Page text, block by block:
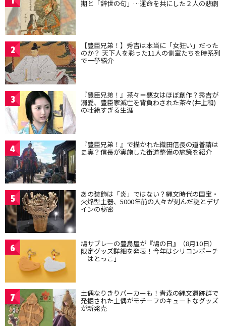
期と「辞世の句」…運命を共にした２人の悲劇
2 【豊臣兄弟！】秀吉は本当に「女狂い」だった
のか？ 天下人を彩った11人の側室たちを時系列
で一挙紹介
3 『豊臣兄弟！』茶々＝悪女はほぼ創作？秀吉が
溺愛、豊臣家滅亡を背負わされた茶々(井上和)
の壮絶すぎる生涯
4 『豊臣兄弟！』で描かれた織田信長の道普請は
史実？信長が実施した街道整備の施策を紹介
5 あの装飾は「炎」ではない？縄文時代の国宝・
火焔型土器、5000年前の人々が刻んだ謎とデザ
インの秘密
6 鳩サブレーの豊島屋が『鳩の日』（8月10日）
限定グッズ詳細を発表！今年はシリコンポーチ
「はとっこ」
7 土偶なりきりパーカーも！青森の縄文遺跡群で
発掘された土偶がモチーフのキュートなグッズ
が新発売